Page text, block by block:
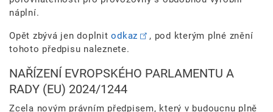
náplní.
Opět zbývá jen doplnitodkaz
, pod kterým plné znění
tohoto předpisu naleznete.
NAŘÍZENÍ EVROPSKÉHO PARLAMENTU A
RADY (EU) 2024/1244
Zcela novým právním předpisem, který v budoucnu plně